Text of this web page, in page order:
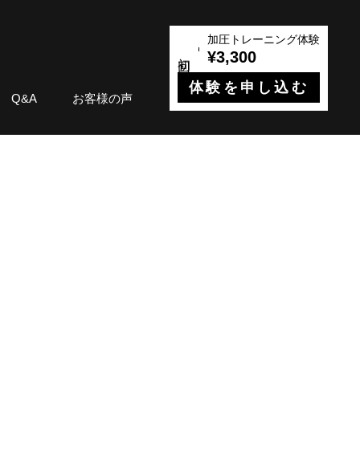
Q&A お客様の声
加圧トレーニング体験
¥3,300
体験を申し込む